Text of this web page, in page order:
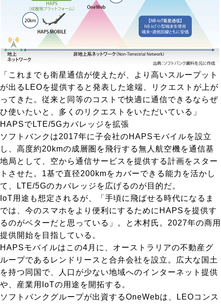
「これまでも衛星通信が使えたが、より高いスループット
が出るLEOを提供すると発表した途端、リクエストが上が
ってきた。従来と同等のコストで快適に通信できるならぜ
ひ使いたいと、多くのリクエストをいただいている」
HAPSでLTE/5Gカバレッジを拡張
ソフトバンクは2017年に子会社のHAPSモバイルを設立
し、高度約20kmの成層圏を飛行する無人航空機を通信基
地局として、空から通信サービスを提供する計画をスター
トさせた。1基で直径200kmをカバーできる能力を活かし
て、LTE/5Gのカバレッジを広げるのが目的だ。
IoT用途も想定されるが、「手頃に飛ばせる時代になるま
では、今のスマホをより便利にするためにHAPSを提供す
るのがベターだと思っている」。と木村氏。2027年の商用
提供開始を目指している。
HAPSモバイルはこの4月に、オーストラリアの不動産グ
ループであるレンドリースと合弁会社を設立。広大な国土
を持つ同国で、人口が少ない地域へのインターネット提供
や、産業用IoTの用途を開拓する。
ソフトバンクグループが出資するOneWebは、LEOコンス